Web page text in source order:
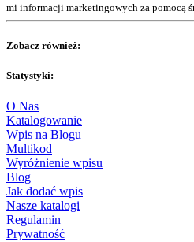
mi informacji marketingowych za pomocą
Zobacz również:
Statystyki:
O Nas
Katalogowanie
Wpis na Blogu
Multikod
Wyróżnienie wpisu
Blog
Jak dodać wpis
Nasze katalogi
Regulamin
Prywatność